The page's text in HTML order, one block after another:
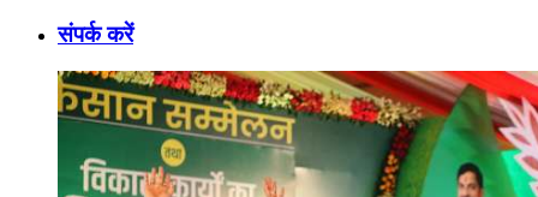
संपर्क करें